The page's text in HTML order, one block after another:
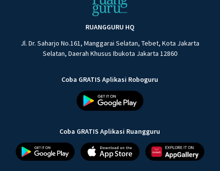
RUANGGURU HQ
Jl. Dr. Saharjo No.161, Manggarai Selatan, Tebet, Kota Jakarta
Selatan, Daerah Khusus Ibukota Jakarta 12860
Coba GRATIS Aplikasi Roboguru
Coba GRATIS Aplikasi Ruangguru